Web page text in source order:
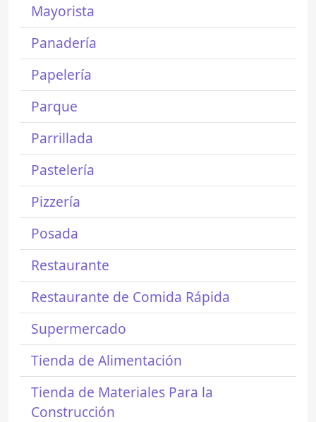
Mayorista
Panadería
Papelería
Parque
Parrillada
Pastelería
Pizzería
Posada
Restaurante
Restaurante de Comida Rápida
Supermercado
Tienda de Alimentación
Tienda de Materiales Para la
Construcción